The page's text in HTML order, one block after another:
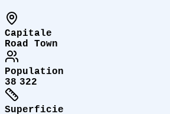
Capitale
Road Town
Population
38 322
Superficie